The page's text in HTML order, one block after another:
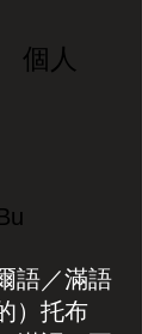
個人
語／滿語
）托布